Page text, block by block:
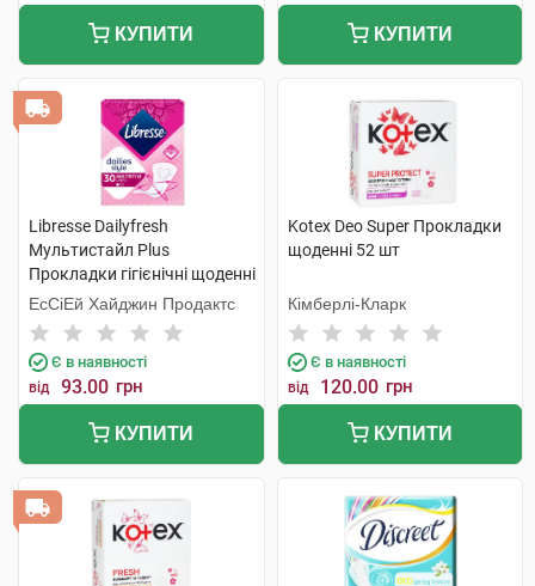
КУПИТИ КУПИТИ
Libresse Dailyfresh
Мультистайл Plus
Прокладки гігієнічні щоденні
30 шт
ЕсСіЕй Хайджин Продактс
Є в наявності
від 93.00 грн
КУПИТИ
Kotex Deo Super Прокладки
щоденні 52 шт
Кімберлі-Кларк
Є в наявності
від 120.00 грн
КУПИТИ